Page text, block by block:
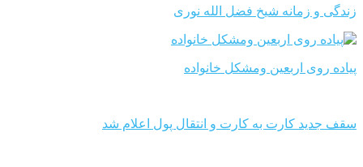
زندگی و زمانه شیخ فضل الله نوری
پیاده روی اربعین ومشکل خانواده
سقف جدید کارت به کارت و انتقال پول اعلام شد